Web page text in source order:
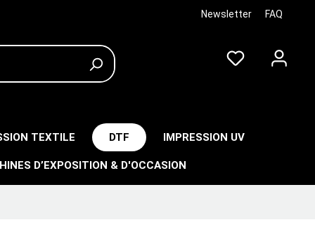
Newsletter FAQ
TEXTILE DTF IMPRESSION UV
D’EXPOSITION & D'OCCASION